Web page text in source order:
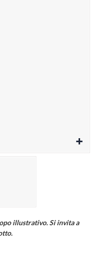
illustrativo. Si invita a